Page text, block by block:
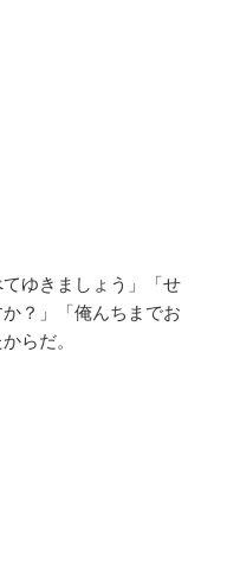
ゆきましょう」「せ
？」「俺んちまでお
らだ。